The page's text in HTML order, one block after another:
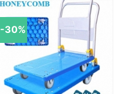
xếp
hạng
0
5
sao
-30%